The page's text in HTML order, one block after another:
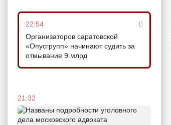
22:54
Организаторов саратовской
«Опусгрупп» начинают судить за
отмывание 9 млрд
21:32